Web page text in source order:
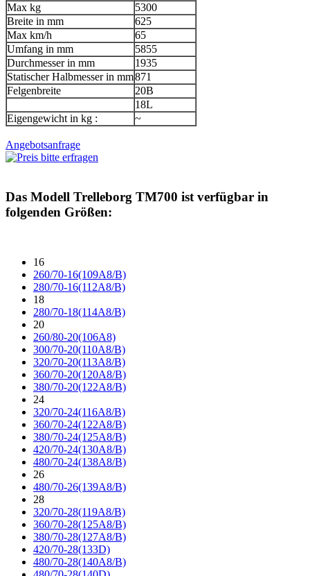
Max kg
5300
Breite in mm
625
Max km/h
65
Umfang in mm
5855
Durchmesser in mm
1935
Statischer Halbmesser in mm871
Felgenbreite
20B
18L
Eigengewicht in kg :
~
Angebotsanfrage
Das Modell Trelleborg TM700 ist verfügbar in
folgenden Größen:
16
260/70-16(109A8/B)
280/70-16(112A8/B)
18
280/70-18(114A8/B)
20
260/80-20(106A8)
300/70-20(110A8/B)
320/70-20(113A8/B)
360/70-20(120A8/B)
380/70-20(122A8/B)
24
320/70-24(116A8/B)
360/70-24(122A8/B)
380/70-24(125A8/B)
420/70-24(130A8/B)
480/70-24(138A8/B)
26
480/70-26(139A8/B)
28
320/70-28(119A8/B)
360/70-28(125A8/B)
380/70-28(127A8/B)
420/70-28(133D)
480/70-28(140A8/B)